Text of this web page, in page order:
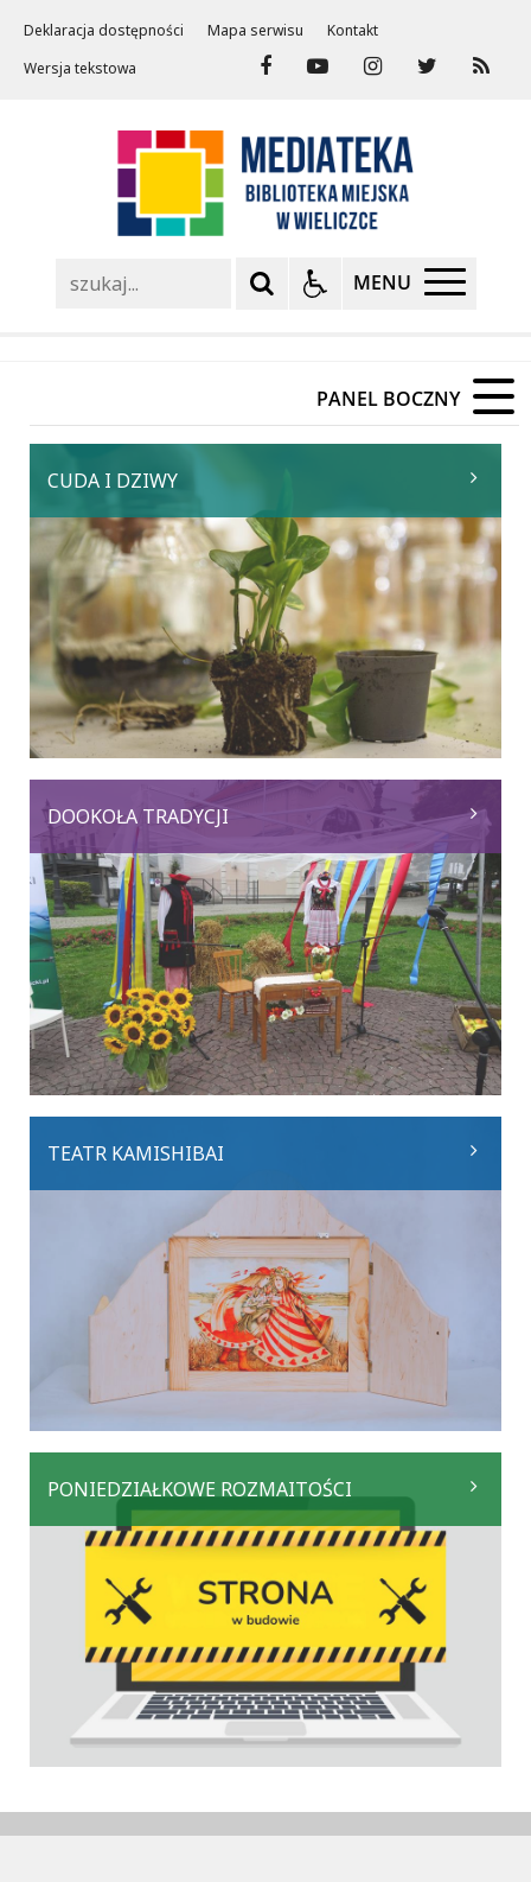
Deklaracja dostępności Mapa serwisu
Kontakt
Wersja tekstowa
MENU
PANEL BOCZNY
CUDA I DZIWY
DOOKOŁA TRADYCJI
TEATR KAMISHIBAI
PONIEDZIAŁKOWE ROZMAITOŚCI